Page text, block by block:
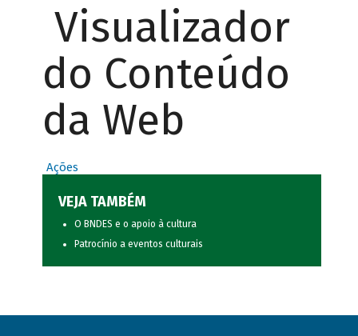
Visualizador
do Conteúdo
da Web
Ações
VEJA TAMBÉM
O BNDES e o apoio à cultura
Patrocínio a eventos culturais